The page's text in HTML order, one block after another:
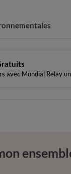
avec Mondial Relay